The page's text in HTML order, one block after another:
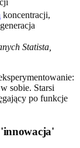
koncentracji,
Statista,
sobie. Starsi
po funkcje